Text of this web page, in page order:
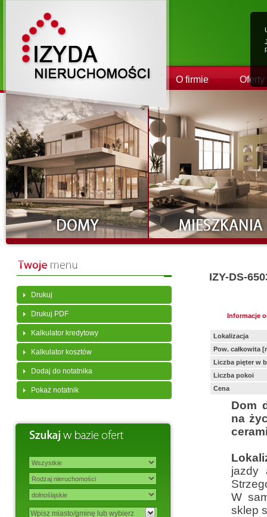
O firmie Oferty
Drukuj
Drukuj PDF
Kalkulator kredytowy
Kalkulator kosztów
Dodaj do notatnika
Pokaż notatnik
IZY-DS-
Informacje
Lokalizacja
Pow. całkowita
Liczba pięter w
Liczba pokoi
Cena
Dom
na
jazdy
W
sklep